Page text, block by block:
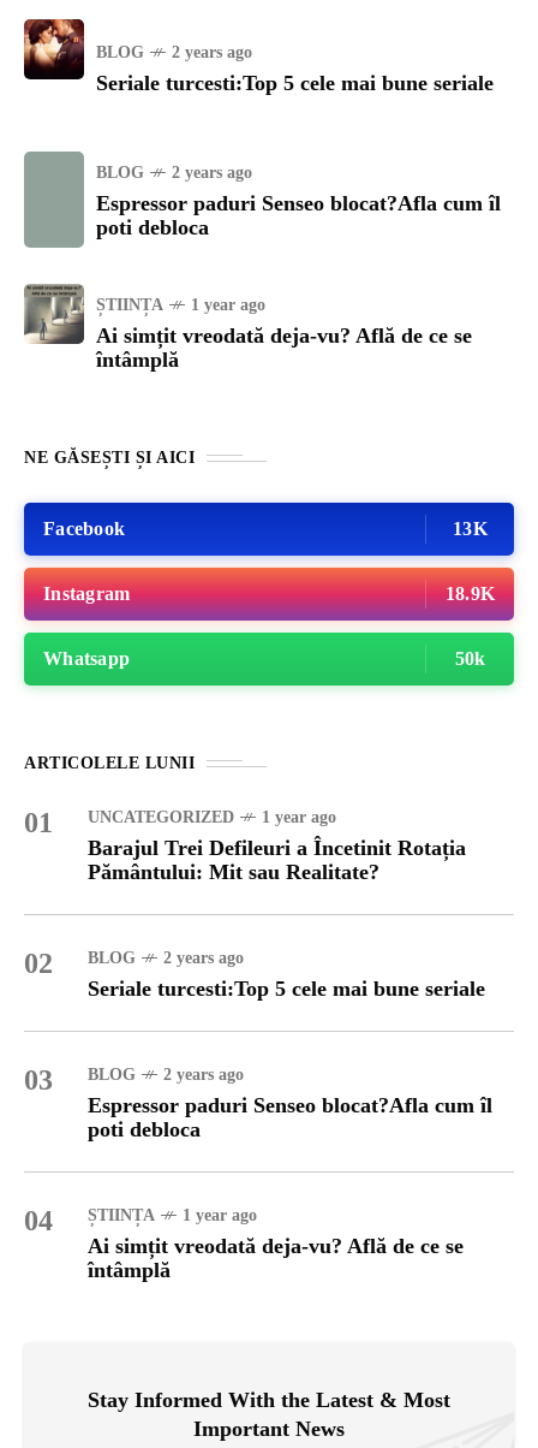
BLOG 2 years ago
Seriale turcesti:Top 5 cele mai bune seriale
BLOG 2 years ago
Espressor paduri Senseo blocat?Afla cum îl
poti debloca
ȘTIINȚA 1 year ago
Ai simțit vreodată deja-vu? Află de ce se
întâmplă
NE GĂSEȘTI ȘI AICI
Facebook 13K
Instagram 18.9K
Whatsapp 50k
ARTICOLELE LUNII
01 UNCATEGORIZED 1 year ago
Barajul Trei Defileuri a Încetinit Rotația
Pământului: Mit sau Realitate?
02 BLOG 2 years ago
Seriale turcesti:Top 5 cele mai bune seriale
03 BLOG 2 years ago
Espressor paduri Senseo blocat?Afla cum îl
poti debloca
04 ȘTIINȚA 1 year ago
Ai simțit vreodată deja-vu? Află de ce se
întâmplă
Stay Informed With the Latest & Most
Important News